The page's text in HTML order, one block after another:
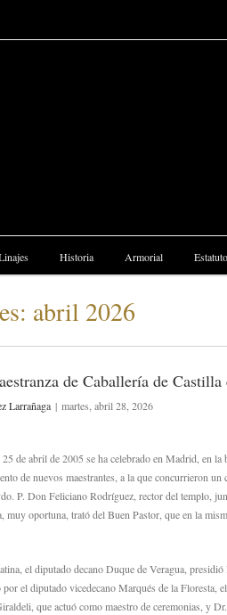
Historia Armorial
abril 2026
de Caballería de
Larrañaga | martes, abril 28, 2026
de abril de 2005 se ha celebrado en Madrid, en
de nuevos maestrantes, a la que concurrieron
P. Don Feliciano Rodríguez, rector del templo,
muy oportuna, trató del Buen Pastor, que en la
el diputado decano Duque de Veragua,
por el diputado vicedecano Marqués de la
que actuó como maestro de ceremonias, y